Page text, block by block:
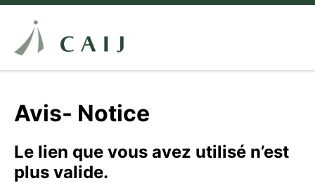
Avis- Notice
Le lien que vous avez utilisé n’est
plus valide.